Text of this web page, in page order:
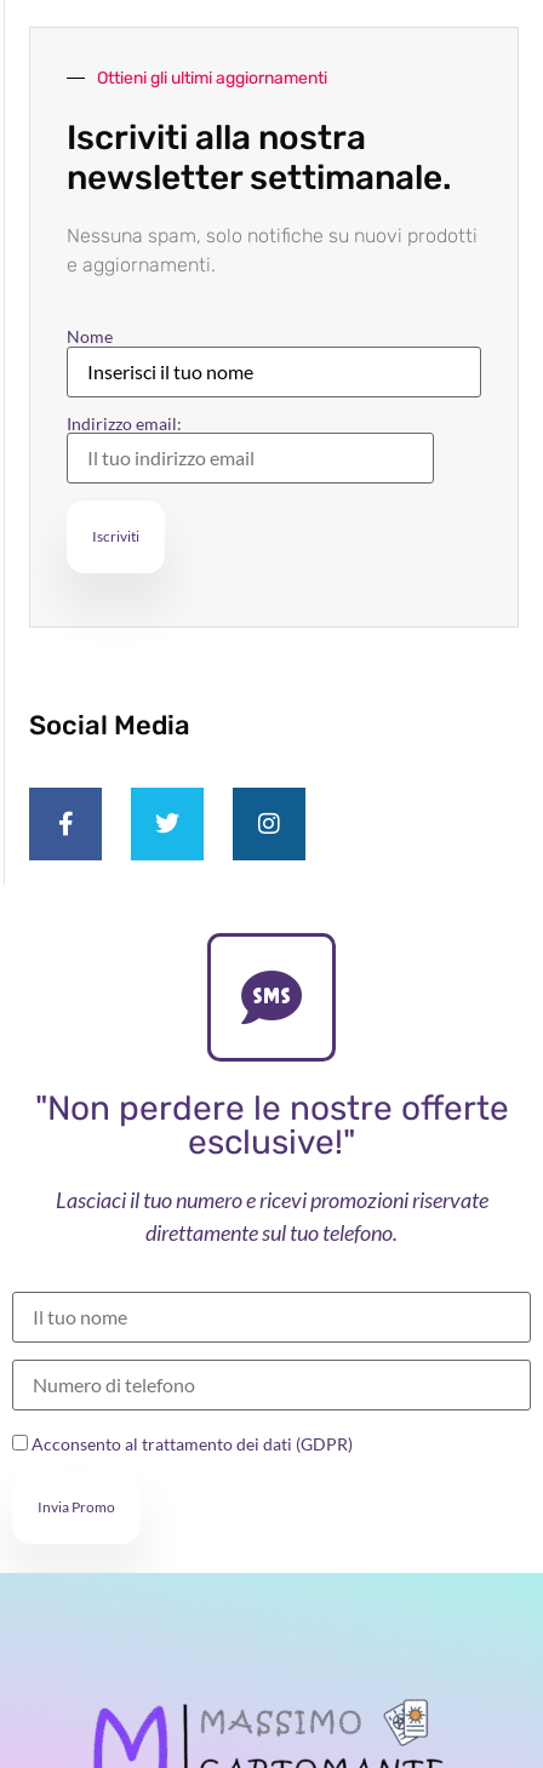
Ottieni gli ultimi aggiornamenti
Iscriviti alla nostra
newsletter settimanale.
Nessuna spam, solo notifiche su nuovi prodotti
e aggiornamenti.
Nome
Indirizzo email:
Social Media
"Non perdere le nostre offerte
esclusive!"
Lasciaci il tuo numero e ricevi promozioni riservate
direttamente sul tuo telefono.
Acconsento al trattamento dei dati (GDPR)
Invia Promo